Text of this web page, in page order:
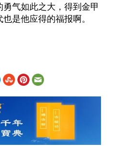
气如此之大，得到金甲
是他应得的福报啊。